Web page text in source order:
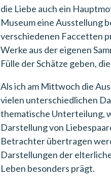
die Liebe auch ein
Museum eine Ausstellung
verschiedenen Faccetten
Werke aus der eigenen
Fülle der Schätze geben,
Als ich am Mittwoch die
vielen unterschiedlichen
thematische Unterteilung,
Darstellung von
Betrachter übertragen
Darstellungen der
Leben besonders prägt.